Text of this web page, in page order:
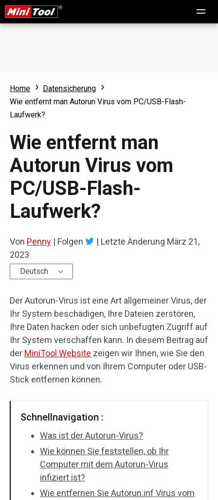
Home
Datensicherung
Wie entfernt man Autorun Virus vom PC/USB-Flash-
Laufwerk?
Wie entfernt man
Autorun Virus vom
PC/USB-Flash-
Laufwerk?
Von Penny | Folgen | Letzte Änderung März 21,
2023
Deutsch
Der Autorun-Virus ist eine Art allgemeiner Virus, der
Ihr System beschädigen, Ihre Dateien zerstören,
Ihre Daten hacken oder sich unbefugten Zugriff auf
Ihr System verschaffen kann. In diesem Beitrag auf
der MiniTool Website zeigen wir Ihnen, wie Sie den
Virus erkennen und von Ihrem Computer oder USB-
Stick entfernen können.
Schnellnavigation :
Was ist der Autorun-Virus?
Wie können Sie feststellen, ob Ihr
Computer mit dem Autorun-Virus
infiziert ist?
Wie entfernen Sie Autorun.inf Virus vom